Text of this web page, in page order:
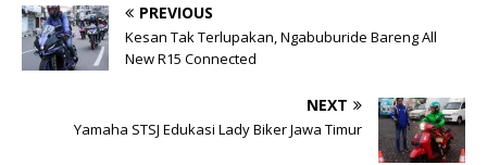
PREVIOUS
Kesan Tak Terlupakan, Ngabuburide Bareng All
New R15 Connected
NEXT
Yamaha STSJ Edukasi Lady Biker Jawa Timur